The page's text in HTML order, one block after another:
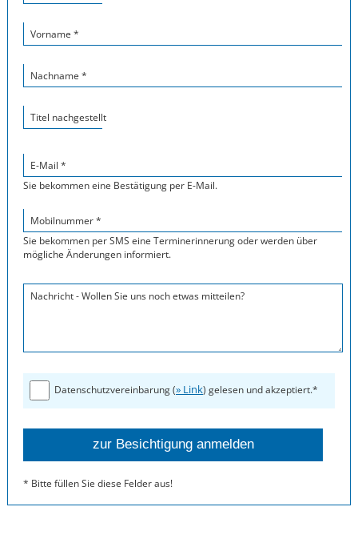
Vorname *
Nachname *
Titel nachgestellt
E-Mail *
Sie bekommen eine Bestätigung per E-Mail.
Mobilnummer *
Sie bekommen per SMS eine Terminerinnerung oder werden über
mögliche Änderungen informiert.
Nachricht - Wollen Sie uns noch etwas mitteilen?
Datenschutzvereinbarung (» Link) gelesen und akzeptiert.*
* Bitte füllen Sie diese Felder aus!